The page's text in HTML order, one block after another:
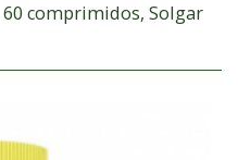
comprimidos, Solgar